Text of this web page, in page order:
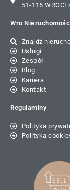
51-116
Wro
Znajdź
Usługi
Zespół
Blog
Kariera
Kontakt
Regulaminy
Polityka
Polityka